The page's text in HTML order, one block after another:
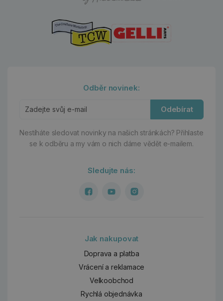
Odběr novinek:
Odebírat
Nestíháte sledovat novinky na našich stránkách? Přihlaste
se k odběru a my vám o nich dáme vědět e-mailem.
Sledujte nás:
Jak nakupovat
Doprava a platba
Vrácení a reklamace
Velkoobchod
Rychlá objednávka